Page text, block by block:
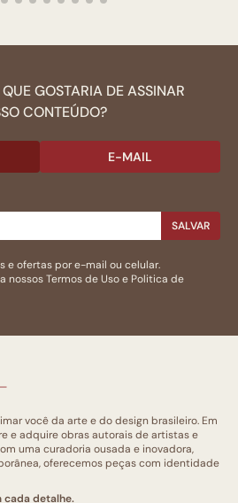
GOSTARIA DE ASSINAR
CONTEÚDO?
E-MAIL
SALVAR
e ofertas por e-mail ou celular.
nossosTermos de Usoe Politica de
você da arte e do design brasileiro. Em
e adquire obras autorais de artistas e
uma curadoria ousada e inovadora,
oferecemos peças com identidade
cada detalhe.